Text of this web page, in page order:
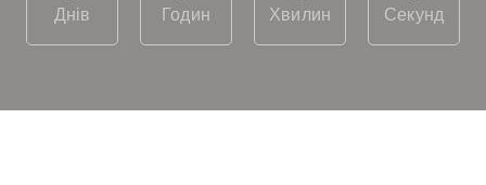
Днів Годин Хвилин Секунд